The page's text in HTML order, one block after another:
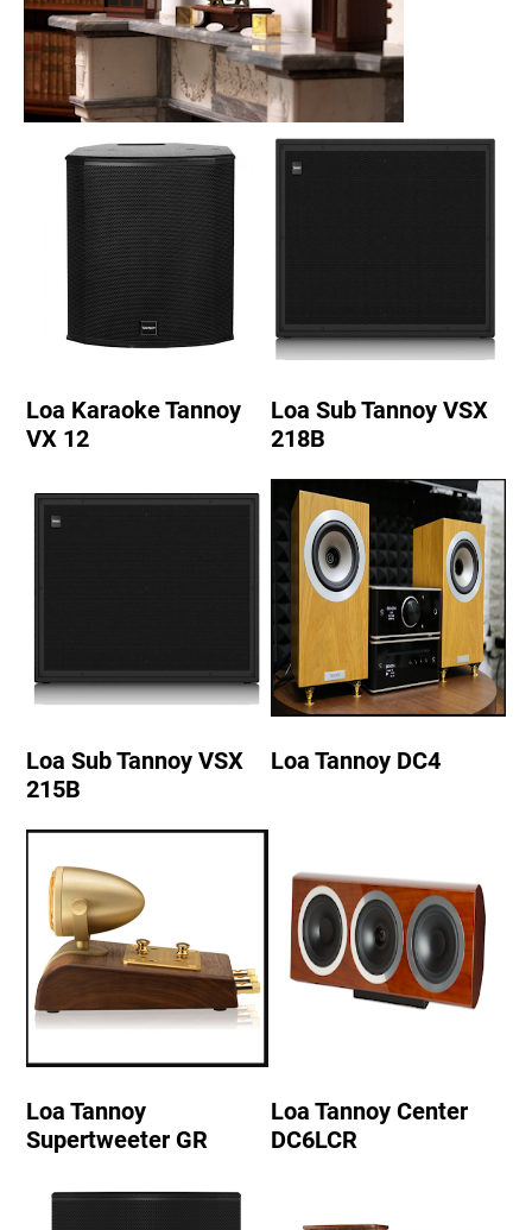
Loa Karaoke Tannoy
VX 12
Loa Sub Tannoy VSX
218B
Loa Sub Tannoy VSX
215B
Loa Tannoy DC4
Loa Tannoy
Supertweeter GR
Loa Tannoy Center
DC6LCR